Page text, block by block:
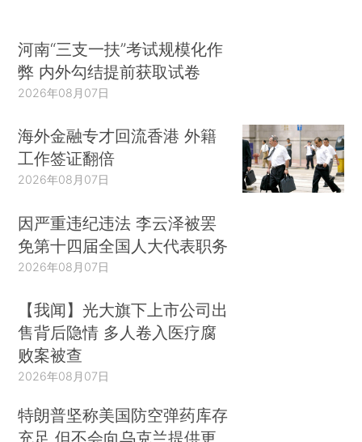
河南“三支一扶”考试规模化作
弊 内外勾结提前获取试卷
2026年08月07日
海外金融专才回流香港 外籍
工作签证翻倍
2026年08月07日
因严重违纪违法 李云泽被罢
免第十四届全国人大代表职务
2026年08月07日
【我闻】光大旗下上市公司出
售背后隐情 多人卷入医疗腐
败案被查
2026年08月07日
特朗普坚称美国防空弹药库存
充足 但不会向乌克兰提供更